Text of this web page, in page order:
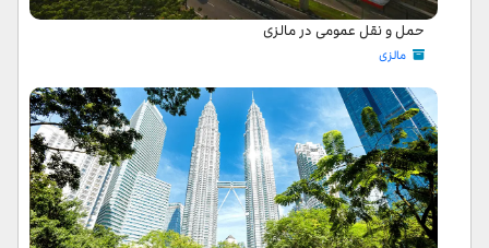
حمل و نقل عمومی در مالزی
مالزی